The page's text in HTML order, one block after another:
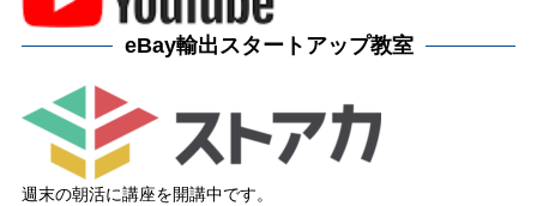
eBay輸出スタートアップ教室
週末の朝活に講座を開講中です。